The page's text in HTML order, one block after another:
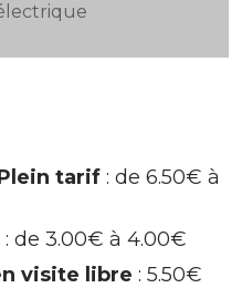
tarif : de 6.50€ à
: de 3.00€ à 4.00€
visite libre : 5.50€